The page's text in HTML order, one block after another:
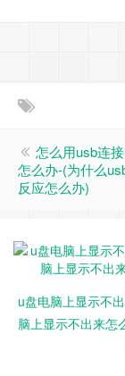
怎么用usb连
怎么办-(为什么
反应怎么办)
u盘电脑上显示不
脑上显示不出来怎